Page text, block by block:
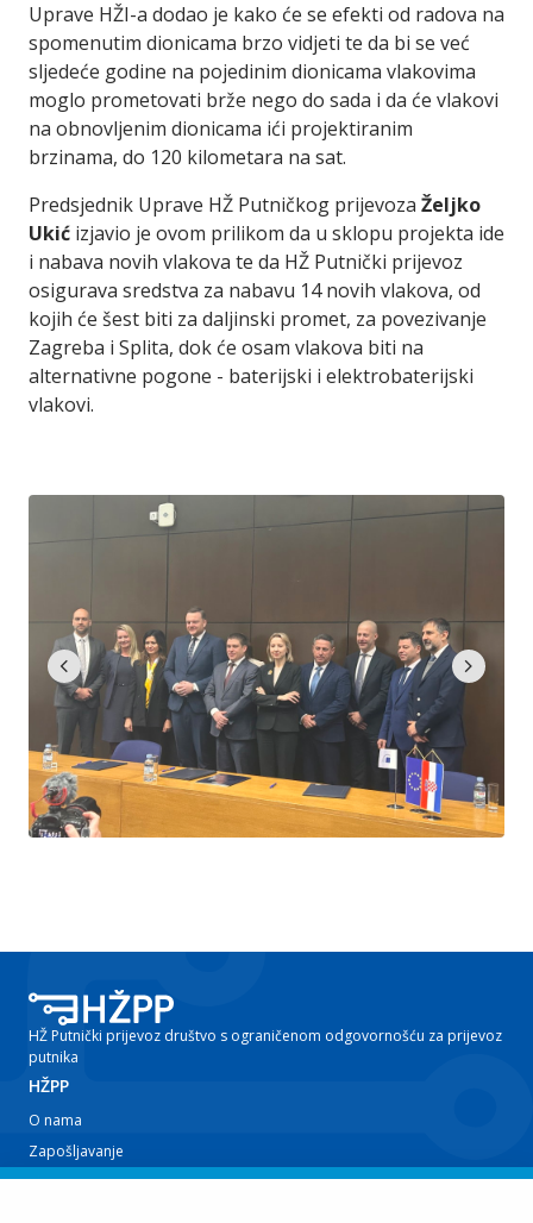
Uprave HŽI-a dodao je kako će se efekti od radova na
spomenutim dionicama brzo vidjeti te da bi se već
sljedeće godine na pojedinim dionicama vlakovima
moglo prometovati brže nego do sada i da će vlakovi
na obnovljenim dionicama ići projektiranim
brzinama, do 120 kilometara na sat.
Predsjednik Uprave HŽ Putničkog prijevoza Željko
Ukić izjavio je ovom prilikom da u sklopu projekta ide
i nabava novih vlakova te da HŽ Putnički prijevoz
osigurava sredstva za nabavu 14 novih vlakova, od
kojih će šest biti za daljinski promet, za povezivanje
Zagreba i Splita, dok će osam vlakova biti na
alternativne pogone - baterijski i elektrobaterijski
vlakovi.
chevron_left chevron_right
HŽ Putnički prijevoz društvo s ograničenom odgovornošću za prijevoz
putnika
HŽPP
O nama
Zapošljavanje
Planovi i izvještaji